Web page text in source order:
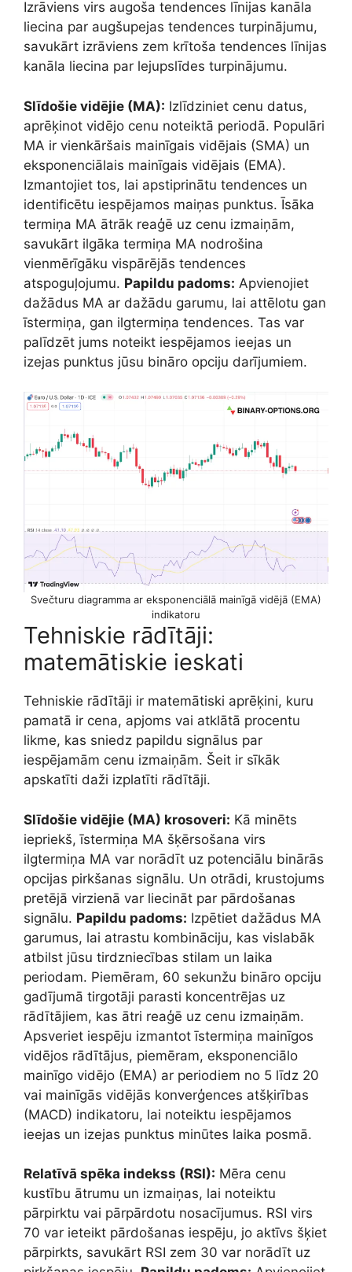
Izrāviens virs augoša tendences līnijas kanāla
liecina par augšupejas tendences turpinājumu,
savukārt izrāviens zem krītoša tendences līnijas
kanāla liecina par lejupslīdes turpinājumu.
Slīdošie vidējie (MA): Izlīdziniet cenu datus,
aprēķinot vidējo cenu noteiktā periodā. Populāri
MA ir vienkāršais mainīgais vidējais (SMA) un
eksponenciālais mainīgais vidējais (EMA).
Izmantojiet tos, lai apstiprinātu tendences un
identificētu iespējamos maiņas punktus. Īsāka
termiņa MA ātrāk reaģē uz cenu izmaiņām,
savukārt ilgāka termiņa MA nodrošina
vienmērīgāku vispārējās tendences
atspoguļojumu. Papildu padoms: Apvienojiet
dažādus MA ar dažādu garumu, lai attēlotu gan
īstermiņa, gan ilgtermiņa tendences. Tas var
palīdzēt jums noteikt iespējamos ieejas un
izejas punktus jūsu bināro opciju darījumiem.
Svečturu diagramma ar eksponenciālā mainīgā vidējā (EMA)
indikatoru
Tehniskie rādītāji:
matemātiskie ieskati
Tehniskie rādītāji ir matemātiski aprēķini, kuru
pamatā ir cena, apjoms vai atklātā procentu
likme, kas sniedz papildu signālus par
iespējamām cenu izmaiņām. Šeit ir sīkāk
apskatīti daži izplatīti rādītāji.
Slīdošie vidējie (MA) krosoveri: Kā minēts
iepriekš, īstermiņa MA šķērsošana virs
ilgtermiņa MA var norādīt uz potenciālu binārās
opcijas pirkšanas signālu. Un otrādi, krustojums
pretējā virzienā var liecināt par pārdošanas
signālu. Papildu padoms: Izpētiet dažādus MA
garumus, lai atrastu kombināciju, kas vislabāk
atbilst jūsu tirdzniecības stilam un laika
periodam. Piemēram, 60 sekunžu bināro opciju
gadījumā tirgotāji parasti koncentrējas uz
rādītājiem, kas ātri reaģē uz cenu izmaiņām.
Apsveriet iespēju izmantot īstermiņa mainīgos
vidējos rādītājus, piemēram, eksponenciālo
mainīgo vidējo (EMA) ar periodiem no 5 līdz 20
vai mainīgās vidējās konverģences atšķirības
(MACD) indikatoru, lai noteiktu iespējamos
ieejas un izejas punktus minūtes laika posmā.
Relatīvā spēka indekss (RSI): Mēra cenu
kustību ātrumu un izmaiņas, lai noteiktu
pārpirktu vai pārpārdotu nosacījumus. RSI virs
70 var ieteikt pārdošanas iespēju, jo aktīvs šķiet
pārpirkts, savukārt RSI zem 30 var norādīt uz